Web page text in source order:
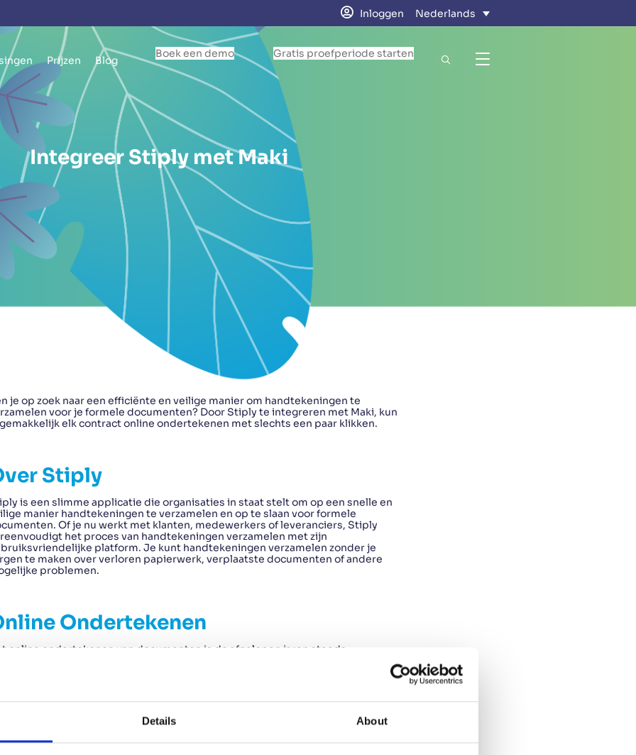
Details About
Inloggen Nederlands
Prijzen Blog
Boek een demo Gratis proefperiode starten
Integreer Stiply met Maki
je op zoek naar een efficiënte en veilige manier om handtekeningen te
voor je formele documenten? Door Stiply te integreren met Maki, kun
elk contract online ondertekenen met slechts een paar klikken.
Stiply
is een slimme applicatie die organisaties in staat stelt om op een snelle en
manier handtekeningen te verzamelen en op te slaan voor formele
Of je nu werkt met klanten, medewerkers of leveranciers, Stiply
het proces van handtekeningen verzamelen met zijn
platform. Je kunt handtekeningen verzamelen zonder je
te maken over verloren papierwerk, verplaatste documenten of andere
problemen.
Ondertekenen
online ondertekenen van documenten is de afgelopen jaren steeds
om documenten te printen, te versturen of te faxen.